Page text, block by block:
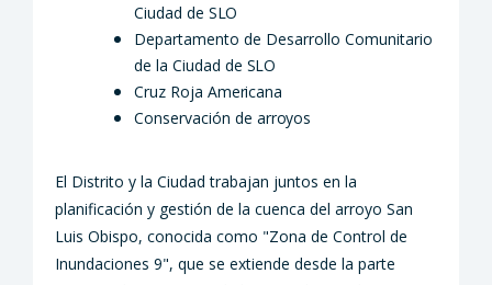
Ciudad de SLO
Departamento de Desarrollo Comunitario
de la Ciudad de SLO
Cruz Roja Americana
Conservación de arroyos
El Distrito y la Ciudad trabajan juntos en la
planificación y gestión de la cuenca del arroyo San
Luis Obispo, conocida como "Zona de Control de
Inundaciones 9", que se extiende desde la parte